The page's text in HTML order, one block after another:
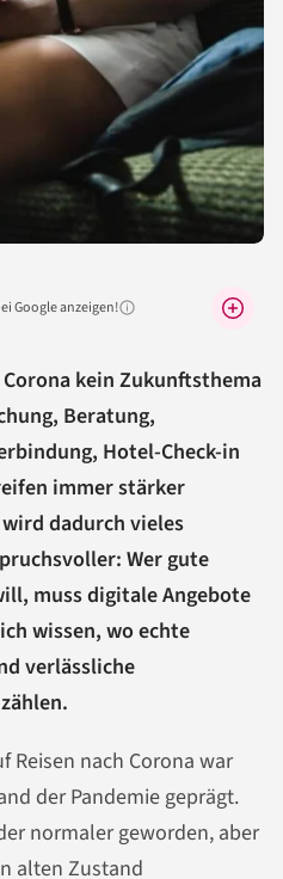
Google anzeigen!Warum lohnt sich das?
kein Zukunftsthema
Beratung,
Hotel-Check-in
immer stärker
dadurch vieles
Wer gute
muss digitale Angebote
wissen, wo echte
verlässliche
Reisen nach Corona war
der Pandemie geprägt.
normaler geworden, aber
alten Zustand